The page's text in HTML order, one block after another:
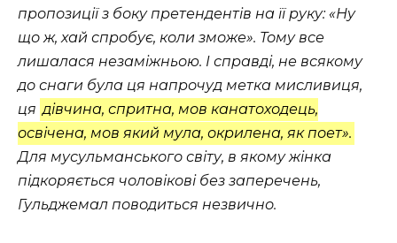
пропозиції з боку претендентів на її руку: «Ну
що ж, хай спробує, коли зможе». Тому все
лишалася незаміжньою. І справді, не всякому
до снаги була ця напрочуд метка мисливиця,
ця дівчина, спритна, мов канатоходець,
освічена, мов який мула, окрилена, як поет».
Для мусульманського світу, в якому жінка
підкоряється чоловікові без заперечень,
Гульджемал поводиться незвично.